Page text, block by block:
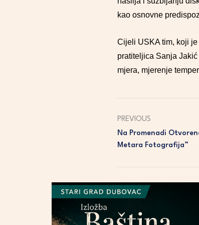
kao osnovne
Cijeli USKA tim, koji
pratiteljica Sanja
mjera, mjerenje
PREVIOUS
Na Promenadi
Metara Fotografija”